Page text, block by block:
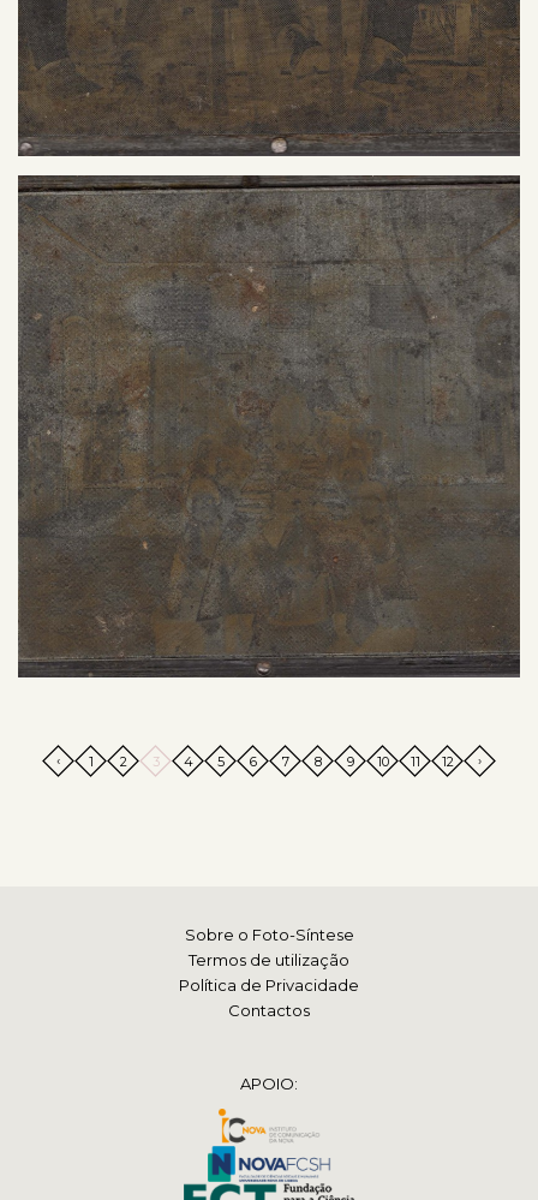
‹ 1 2 3 4 5 6 7 8 9 10 11 12 ›
Sobre o Foto-Síntese
Termos de utilização
Política de Privacidade
Contactos
APOIO: